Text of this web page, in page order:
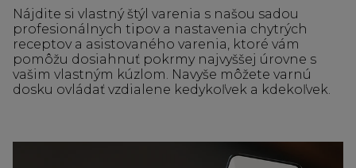
Nájdite si vlastný štýl varenia s našou sadou
profesionálnych tipov a nastavenia chytrých
receptov a asistovaného varenia, ktoré vám
pomôžu dosiahnuť pokrmy najvyššej úrovne s
vašim vlastným kúzlom. Navyše môžete varnú
dosku ovládať vzdialene kedykoľvek a kdekoľvek.